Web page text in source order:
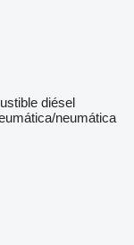
diésel
neumática